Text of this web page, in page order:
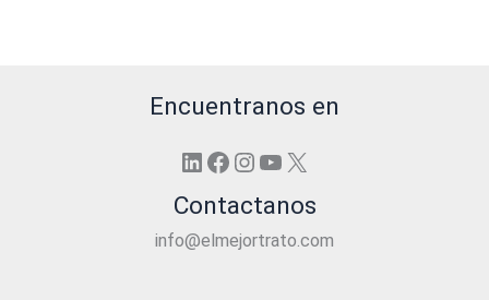
Encuentranos en
LinkedIn
Facebook
Instagram
YouTube
X
Contactanos
info@elmejortrato.com